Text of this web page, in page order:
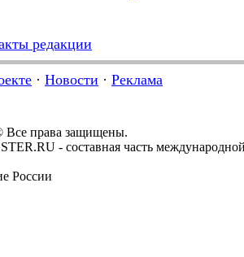
редакции
· Новости · Реклама
Все права защищены.
- составная часть
России